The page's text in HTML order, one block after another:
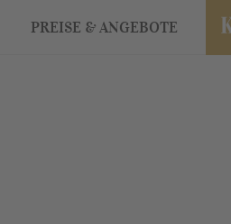
PREISE & ANGEBOTE